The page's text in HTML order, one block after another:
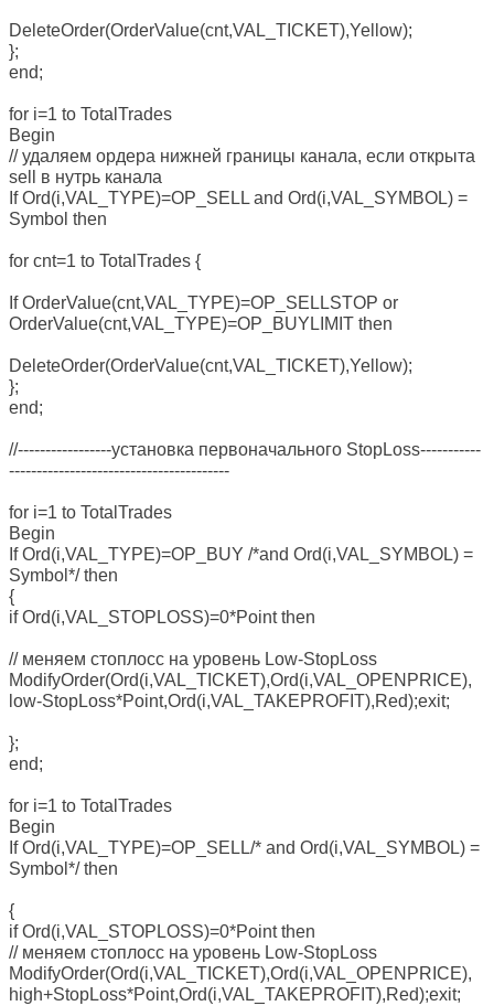
DeleteOrder(OrderValue(cnt,VAL_TICKET),Yellow);
};
end;
for i=1 to TotalTrades
Begin
// удаляем ордера нижней границы канала, если открыта
sell в нутрь канала
If Ord(i,VAL_TYPE)=OP_SELL and Ord(i,VAL_SYMBOL) =
Symbol then
for cnt=1 to TotalTrades {
If OrderValue(cnt,VAL_TYPE)=OP_SELLSTOP or
OrderValue(cnt,VAL_TYPE)=OP_BUYLIMIT then
DeleteOrder(OrderValue(cnt,VAL_TICKET),Yellow);
};
end;
//-----------------установка первоначального StopLoss-----------
----------------------------------------
for i=1 to TotalTrades
Begin
If Ord(i,VAL_TYPE)=OP_BUY /*and Ord(i,VAL_SYMBOL) =
Symbol*/ then
{
if Ord(i,VAL_STOPLOSS)=0*Point then
// меняем стоплосс на уровень Low-StopLoss
ModifyOrder(Ord(i,VAL_TICKET),Ord(i,VAL_OPENPRICE),
low-StopLoss*Point,Ord(i,VAL_TAKEPROFIT),Red);exit;
};
end;
for i=1 to TotalTrades
Begin
If Ord(i,VAL_TYPE)=OP_SELL/* and Ord(i,VAL_SYMBOL) =
Symbol*/ then
{
if Ord(i,VAL_STOPLOSS)=0*Point then
// меняем стоплосс на уровень Low-StopLoss
ModifyOrder(Ord(i,VAL_TICKET),Ord(i,VAL_OPENPRICE),
high+StopLoss*Point,Ord(i,VAL_TAKEPROFIT),Red);exit;